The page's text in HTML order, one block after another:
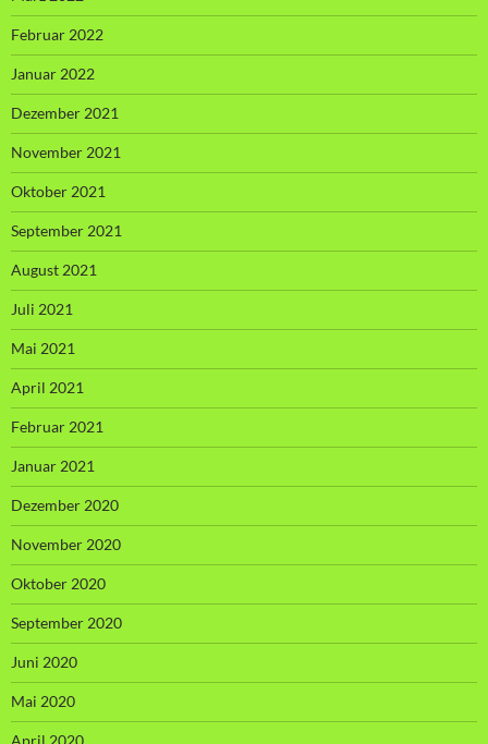
Februar 2022
Januar 2022
Dezember 2021
November 2021
Oktober 2021
September 2021
August 2021
Juli 2021
Mai 2021
April 2021
Februar 2021
Januar 2021
Dezember 2020
November 2020
Oktober 2020
September 2020
Juni 2020
Mai 2020